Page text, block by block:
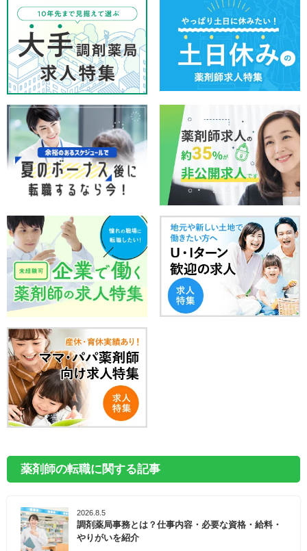
薬剤師の転職に関する記事
2026.8.5
調剤薬局事務とは？仕事内容・必要な資格・給料・
やりがいを紹介